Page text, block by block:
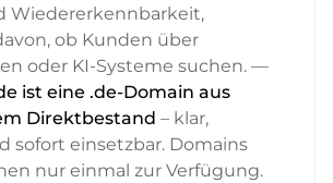
Wiedererkennbarkeit,
ob Kunden über
oder KI-Systeme suchen. —
ist eine .de-Domain aus
Direktbestand – klar,
sofort einsetzbar. Domains
nur einmal zur Verfügung.